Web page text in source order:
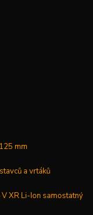
mm
a vrtáků
XR Li-Ion samostatný